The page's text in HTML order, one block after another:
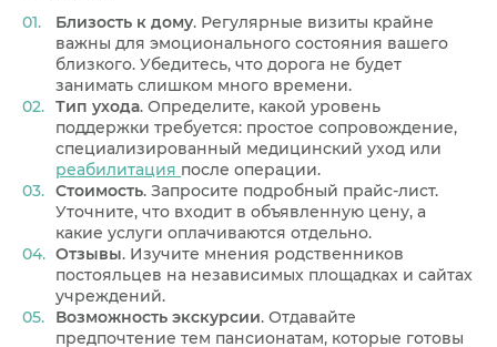
Близость к дому. Регулярные визиты крайне
важны для эмоционального состояния вашего
близкого. Убедитесь, что дорога не будет
занимать слишком много времени.
Тип ухода. Определите, какой уровень
поддержки требуется: простое сопровождение,
специализированный медицинский уход или
реабилитация после операции.
Стоимость. Запросите подробный прайс-лист.
Уточните, что входит в объявленную цену, а
какие услуги оплачиваются отдельно.
Отзывы. Изучите мнения родственников
постояльцев на независимых площадках и сайтах
учреждений.
Возможность экскурсии. Отдавайте
предпочтение тем пансионатам, которые готовы